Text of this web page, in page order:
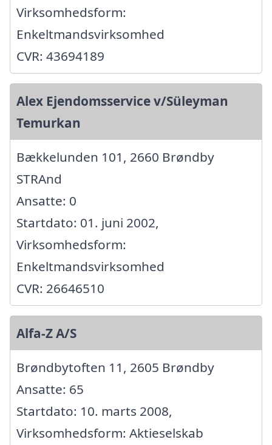
Virksomhedsform:
Enkeltmandsvirksomhed
CVR: 43694189
Alex Ejendomsservice v/Süleyman
Temurkan
Bækkelunden 101, 2660 Brøndby
STRAnd
Ansatte: 0
Startdato: 01. juni 2002,
Virksomhedsform:
Enkeltmandsvirksomhed
CVR: 26646510
Alfa-Z A/S
Brøndbytoften 11, 2605 Brøndby
Ansatte: 65
Startdato: 10. marts 2008,
Virksomhedsform: Aktieselskab